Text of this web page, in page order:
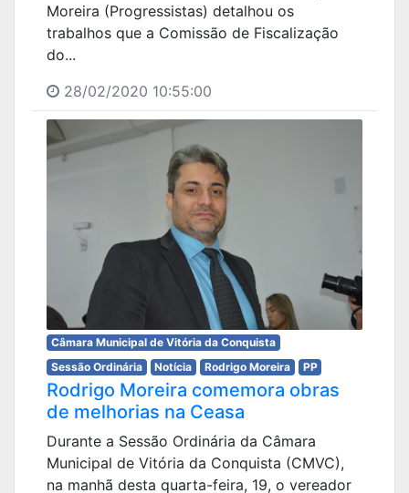
Moreira (Progressistas) detalhou os
trabalhos que a Comissão de Fiscalização
do...
28/02/2020 10:55:00
Câmara Municipal de Vitória da Conquista
Sessão Ordinária
Notícia Rodrigo Moreira PP
Rodrigo Moreira comemora obras
de melhorias na Ceasa
Durante a Sessão Ordinária da Câmara
Municipal de Vitória da Conquista (CMVC),
na manhã desta quarta-feira, 19, o vereador